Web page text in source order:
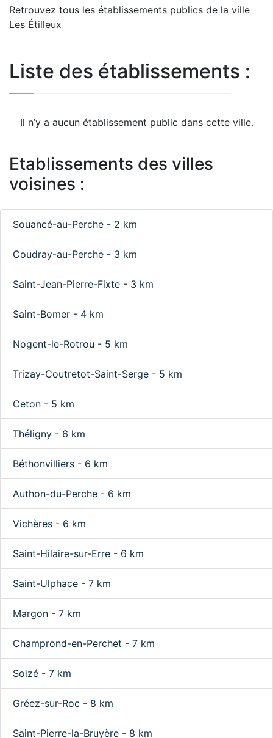
Retrouvez tous les établissements publics de la ville
Les Étilleux
Liste des établissements :
Il n’y a aucun établissement public dans cette ville.
Etablissements des villes
voisines :
Souancé-au-Perche - 2 km
Coudray-au-Perche - 3 km
Saint-Jean-Pierre-Fixte - 3 km
Saint-Bomer - 4 km
Nogent-le-Rotrou - 5 km
Trizay-Coutretot-Saint-Serge - 5 km
Ceton - 5 km
Théligny - 6 km
Béthonvilliers - 6 km
Authon-du-Perche - 6 km
Vichères - 6 km
Saint-Hilaire-sur-Erre - 6 km
Saint-Ulphace - 7 km
Margon - 7 km
Champrond-en-Perchet - 7 km
Soizé - 7 km
Gréez-sur-Roc - 8 km
Saint-Pierre-la-Bruyère - 8 km